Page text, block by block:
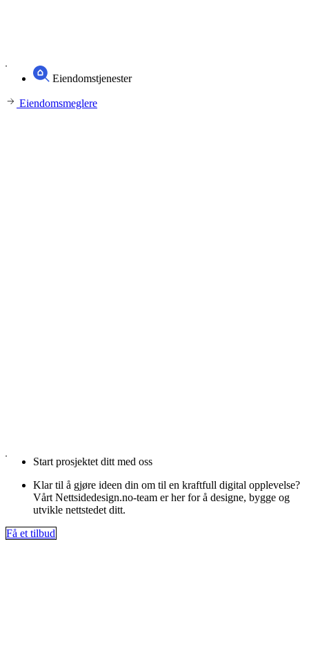
Eiendomstjenester
Eiendomsmeglere
Start prosjektet ditt med oss
Klar til å gjøre ideen din om til en kraftfull digital opplevelse?
Vårt Nettsidedesign.no-team er her for å designe, bygge og
utvikle nettstedet ditt.
Få et tilbud